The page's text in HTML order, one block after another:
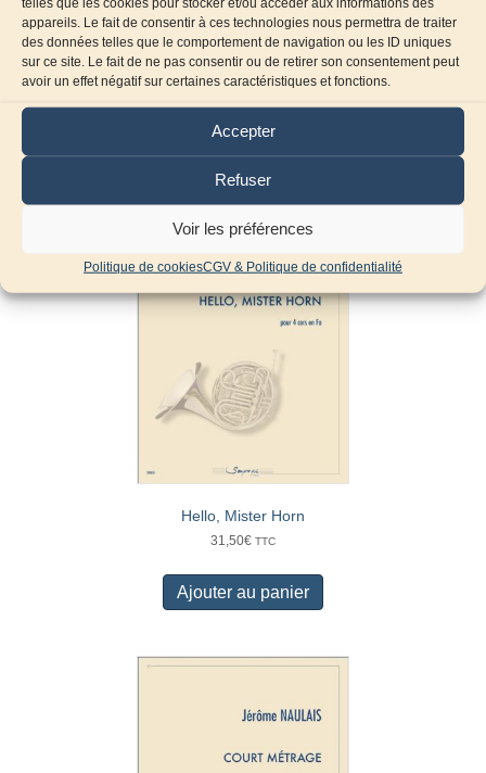
appareils. Le fait de consentir à ces technologies nous permettra de traiter
des données telles que le comportement de navigation ou les ID uniques
sur ce site. Le fait de ne pas consentir ou de retirer son consentement peut
avoir un effet négatif sur certaines caractéristiques et fonctions.
Accepter
Refuser
Voir les préférences
Politique de cookiesCGV & Politique de confidentialité
Produits similaires
Hello, Mister Horn
31,50€ TTC
Ajouter au panier